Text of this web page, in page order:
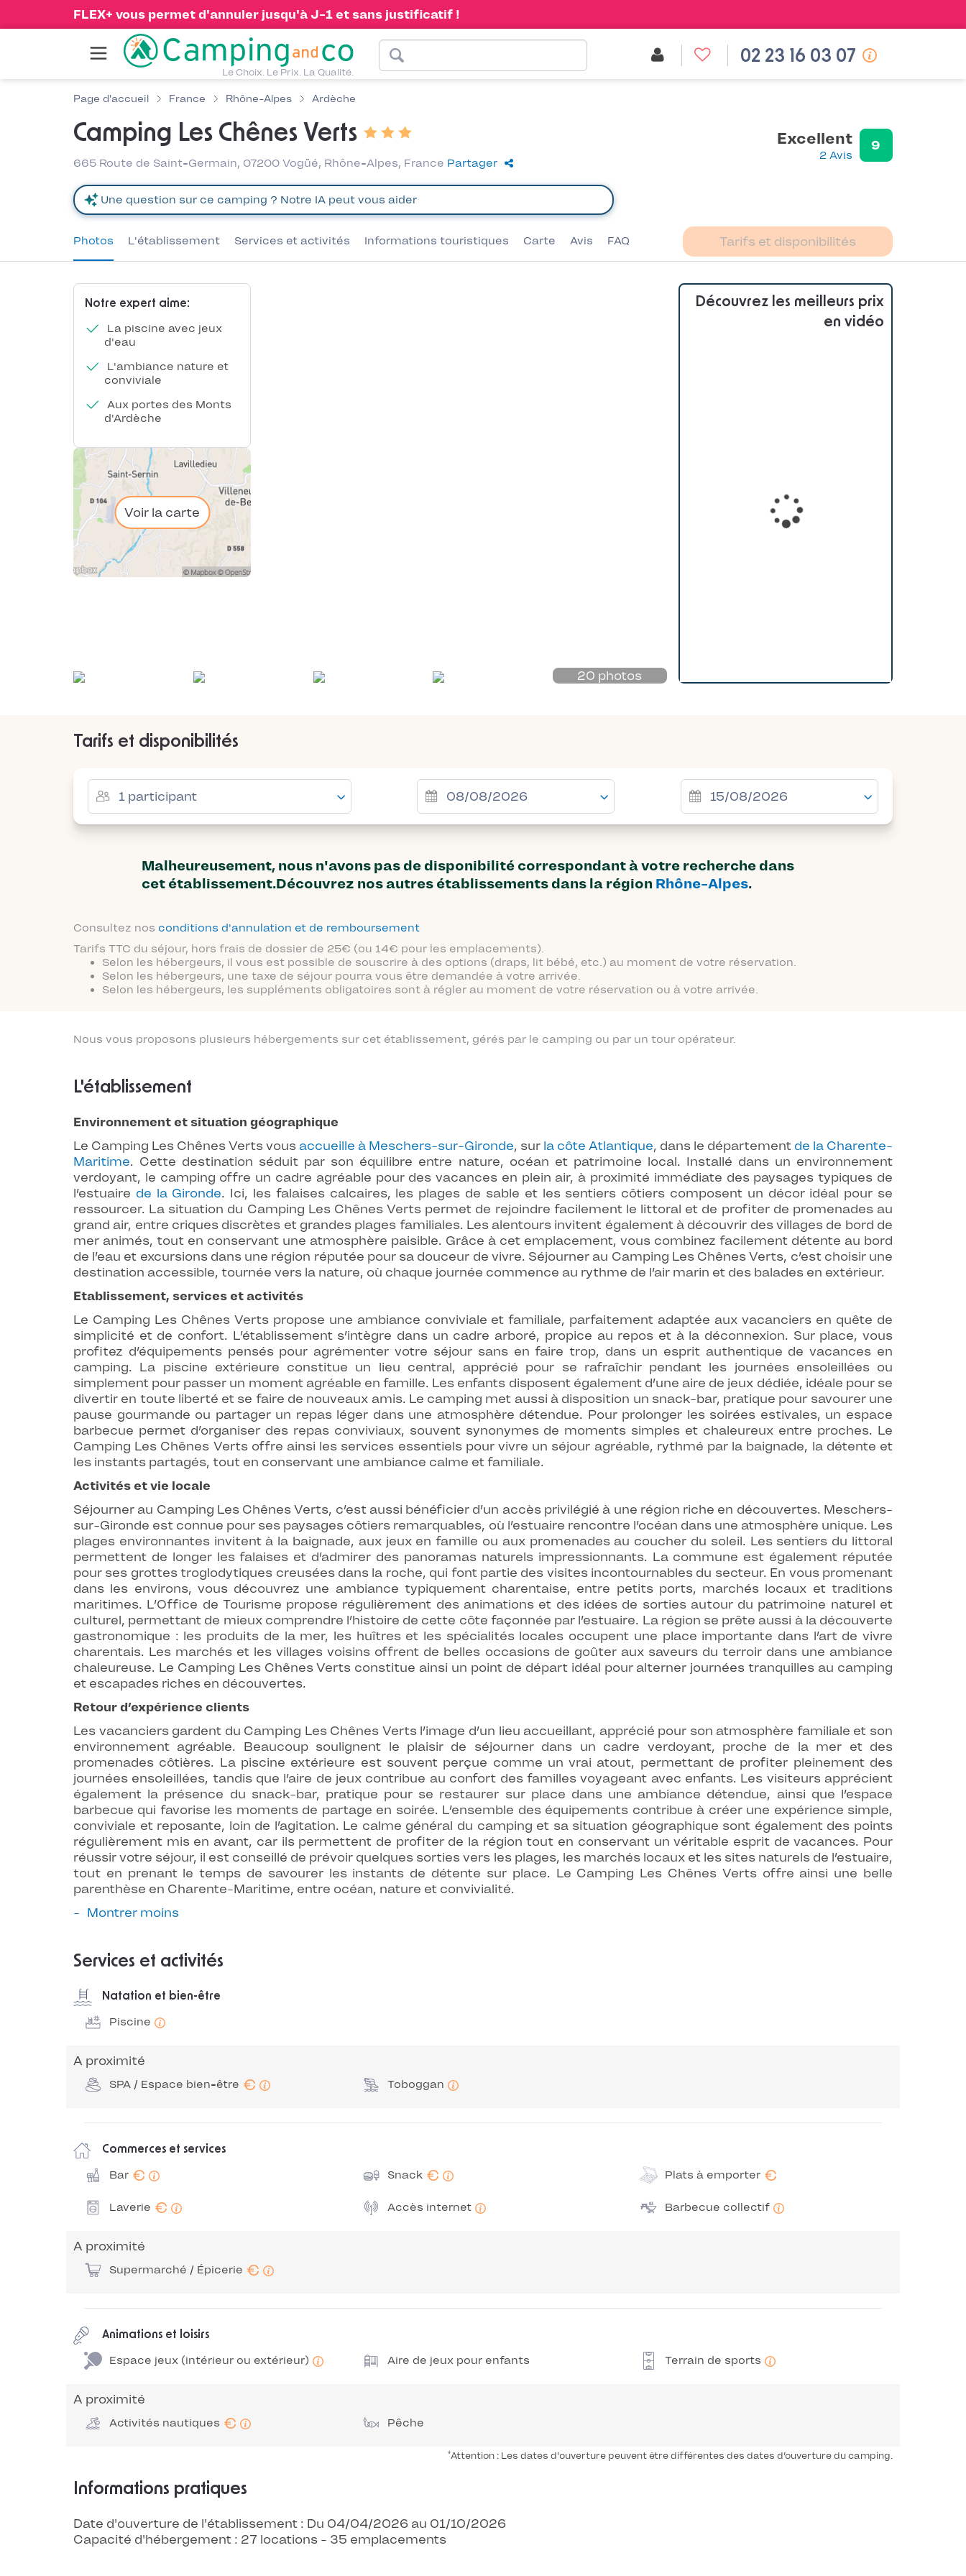
FLEX+ vous permet d'annuler jusqu'à J-1 et sans justificatif !
Le Choix. Le Prix. La Qualité.
02 23 16 03 07
Page d'accueil France Rhône-Alpes Ardèche
Camping Les Chênes Verts
665 Route de Saint-Germain, 07200 Vogüé, Rhône-Alpes, France Partager
Excellent
2 Avis
9
Photos L'établissement Services et activités Informations touristiques Carte Avis FAQ Tarifs et disponibilités
Notre expert aime:
La piscine avec jeux
d'eau
L'ambiance nature et
conviviale
Aux portes des Monts
d'Ardèche
Voir la carte
20 photos
Découvrez les meilleurs prix
en vidéo
Tarifs et disponibilités
Malheureusement, nous n'avons pas de disponibilité correspondant à votre recherche dans
cet établissement.Découvrez nos autres établissements dans la région Rhône-Alpes.
Consultez nos conditions d'annulation et de remboursement
Tarifs TTC du séjour, hors frais de dossier de 25€ (ou 14€ pour les emplacements).
Selon les hébergeurs, il vous est possible de souscrire à des options (draps, lit bébé, etc.) au moment de votre réservation.
Selon les hébergeurs, une taxe de séjour pourra vous être demandée à votre arrivée.
Selon les hébergeurs, les suppléments obligatoires sont à régler au moment de votre réservation ou à votre arrivée.
Nous vous proposons plusieurs hébergements sur cet établissement, gérés par le camping ou par un tour opérateur.
L'établissement
Environnement et situation géographique
Le Camping Les Chênes Verts vous accueille à Meschers-sur-Gironde, sur la côte Atlantique, dans le département de la Charente-
Maritime. Cette destination séduit par son équilibre entre nature, océan et patrimoine local. Installé dans un environnement
verdoyant, le camping offre un cadre agréable pour des vacances en plein air, à proximité immédiate des paysages typiques de
l’estuaire de la Gironde. Ici, les falaises calcaires, les plages de sable et les sentiers côtiers composent un décor idéal pour se
ressourcer. La situation du Camping Les Chênes Verts permet de rejoindre facilement le littoral et de profiter de promenades au
grand air, entre criques discrètes et grandes plages familiales. Les alentours invitent également à découvrir des villages de bord de
mer animés, tout en conservant une atmosphère paisible. Grâce à cet emplacement, vous combinez facilement détente au bord
de l’eau et excursions dans une région réputée pour sa douceur de vivre. Séjourner au Camping Les Chênes Verts, c’est choisir une
destination accessible, tournée vers la nature, où chaque journée commence au rythme de l’air marin et des balades en extérieur.
Etablissement, services et activités
Le Camping Les Chênes Verts propose une ambiance conviviale et familiale, parfaitement adaptée aux vacanciers en quête de
simplicité et de confort. L’établissement s’intègre dans un cadre arboré, propice au repos et à la déconnexion. Sur place, vous
profitez d’équipements pensés pour agrémenter votre séjour sans en faire trop, dans un esprit authentique de vacances en
camping. La piscine extérieure constitue un lieu central, apprécié pour se rafraîchir pendant les journées ensoleillées ou
simplement pour passer un moment agréable en famille. Les enfants disposent également d’une aire de jeux dédiée, idéale pour se
divertir en toute liberté et se faire de nouveaux amis. Le camping met aussi à disposition un snack-bar, pratique pour savourer une
pause gourmande ou partager un repas léger dans une atmosphère détendue. Pour prolonger les soirées estivales, un espace
barbecue permet d’organiser des repas conviviaux, souvent synonymes de moments simples et chaleureux entre proches. Le
Camping Les Chênes Verts offre ainsi les services essentiels pour vivre un séjour agréable, rythmé par la baignade, la détente et
les instants partagés, tout en conservant une ambiance calme et familiale.
Activités et vie locale
Séjourner au Camping Les Chênes Verts, c’est aussi bénéficier d’un accès privilégié à une région riche en découvertes. Meschers-
sur-Gironde est connue pour ses paysages côtiers remarquables, où l’estuaire rencontre l’océan dans une atmosphère unique. Les
plages environnantes invitent à la baignade, aux jeux en famille ou aux promenades au coucher du soleil. Les sentiers du littoral
permettent de longer les falaises et d’admirer des panoramas naturels impressionnants. La commune est également réputée
pour ses grottes troglodytiques creusées dans la roche, qui font partie des visites incontournables du secteur. En vous promenant
dans les environs, vous découvrez une ambiance typiquement charentaise, entre petits ports, marchés locaux et traditions
maritimes. L’Office de Tourisme propose régulièrement des animations et des idées de sorties autour du patrimoine naturel et
culturel, permettant de mieux comprendre l’histoire de cette côte façonnée par l’estuaire. La région se prête aussi à la découverte
gastronomique : les produits de la mer, les huîtres et les spécialités locales occupent une place importante dans l’art de vivre
charentais. Les marchés et les villages voisins offrent de belles occasions de goûter aux saveurs du terroir dans une ambiance
chaleureuse. Le Camping Les Chênes Verts constitue ainsi un point de départ idéal pour alterner journées tranquilles au camping
et escapades riches en découvertes.
Retour d’expérience clients
Les vacanciers gardent du Camping Les Chênes Verts l’image d’un lieu accueillant, apprécié pour son atmosphère familiale et son
environnement agréable. Beaucoup soulignent le plaisir de séjourner dans un cadre verdoyant, proche de la mer et des
promenades côtières. La piscine extérieure est souvent perçue comme un vrai atout, permettant de profiter pleinement des
journées ensoleillées, tandis que l’aire de jeux contribue au confort des familles voyageant avec enfants. Les visiteurs apprécient
également la présence du snack-bar, pratique pour se restaurer sur place dans une ambiance détendue, ainsi que l’espace
barbecue qui favorise les moments de partage en soirée. L’ensemble des équipements contribue à créer une expérience simple,
conviviale et reposante, loin de l’agitation. Le calme général du camping et sa situation géographique sont également des points
régulièrement mis en avant, car ils permettent de profiter de la région tout en conservant un véritable esprit de vacances. Pour
réussir votre séjour, il est conseillé de prévoir quelques sorties vers les plages, les marchés locaux et les sites naturels de l’estuaire,
tout en prenant le temps de savourer les instants de détente sur place. Le Camping Les Chênes Verts offre ainsi une belle
parenthèse en Charente-Maritime, entre océan, nature et convivialité.
Montrer moins
Services et activités
Natation et bien-être
Piscine
A proximité
SPA / Espace bien-être € Toboggan
Commerces et services
Bar € Snack € Plats à emporter €
Laverie € Accès internet Barbecue collectif
A proximité
Supermarché / Épicerie €
Animations et loisirs
Espace jeux (intérieur ou extérieur) Aire de jeux pour enfants Terrain de sports
A proximité
Activités nautiques € Pêche
*Attention : Les dates d'ouverture peuvent être différentes des dates d’ouverture du camping.
Informations pratiques
Date d'ouverture de l'établissement : Du 04/04/2026 au 01/10/2026
Capacité d'hébergement : 27 locations - 35 emplacements